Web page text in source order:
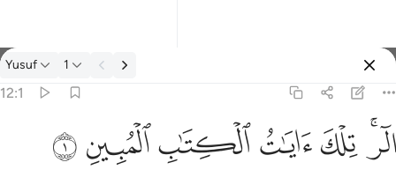
Tafsir: Yusuf 12:1
Yusuf 1
12:1
الر تلك ايات الكتاب المبين ١
الٓر ۚ تِلْكَ ءَايَـٰتُ ٱلْكِتَـٰبِ ٱلْمُبِينِ ١
ﲒﲓﲔﲕﲖﲗﲘ